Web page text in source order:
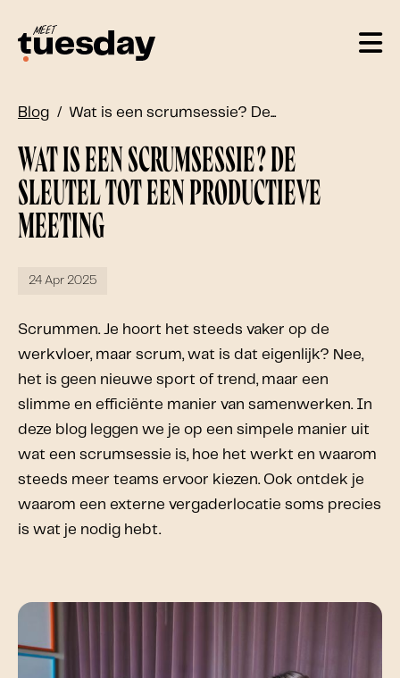
Blog Wat is een scrumsessie? De...
Wat is een scrumsessie? De
sleutel tot een productieve
meeting
24 Apr 2025
Scrummen. Je hoort het steeds vaker op de
werkvloer, maar scrum, wat is dat eigenlijk? Nee,
het is geen nieuwe sport of trend, maar een
slimme en efficiënte manier van samenwerken. In
deze blog leggen we je op een simpele manier uit
wat een scrumsessie is, hoe het werkt en waarom
steeds meer teams ervoor kiezen. Ook ontdek je
waarom een externe vergaderlocatie soms precies
is wat je nodig hebt.